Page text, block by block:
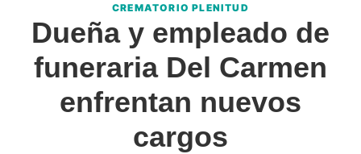
la
frontera
CREMATORIO PLENITUD
Dueña y empleado de
funeraria Del Carmen
enfrentan nuevos
cargos